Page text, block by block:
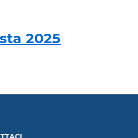
2025